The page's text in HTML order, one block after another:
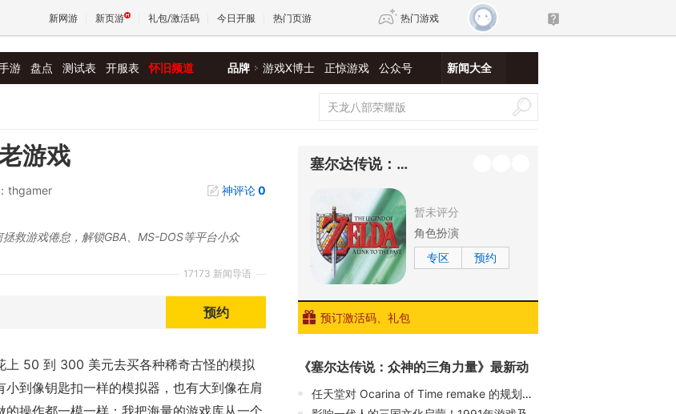
新网游 新页游 礼包/激活码 今日开服 热门页游 热门游戏
诛仙世界 新仙侠5
游 盘点 测试表 开服表 怀旧频道 品牌 游戏X博士 正惊游戏 公众号 新闻大全
游戏
thgamer 神评论0
17173 新闻导语
救游戏倦怠，解锁GBA、MS-DOS等平台小众
预约
上 50 到 300 美元去买各种稀奇古怪的模拟
到像钥匙扣一样的模拟器，也有大到像在肩
塞尔达传说：众神的三角力量
暂未评分
角色扮演
专区
预约
预订激活码、礼包
《塞尔达传说：众神的三角力量》最新动
态
任天堂对 Ocarina of Time remake 的规划或将塑造《塞尔达传说》的未来